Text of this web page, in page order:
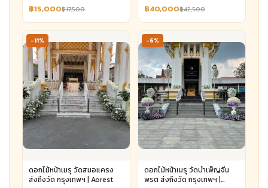
฿15,000฿17,500 ฿40,000฿42,500
-11%
ดอกไม้หน้าเมรุ วัดสมอแครง
ส่งถึงวัด กรุงเทพฯ | Aorest
-6%
ดอกไม้หน้าเมรุ วัดบำเพ็ญจีน
พรต ส่งถึงวัด กรุงเทพฯ |